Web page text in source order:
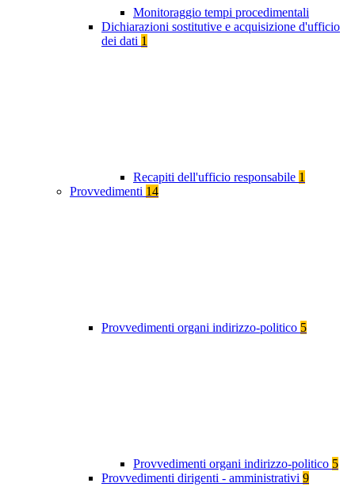
Monitoraggio tempi procedimentali
Dichiarazioni sostitutive e acquisizione d'ufficio
dei dati 1
Recapiti dell'ufficio responsabile 1
Provvedimenti 14
Provvedimenti organi indirizzo-politico 5
Provvedimenti organi indirizzo-politico 5
Provvedimenti dirigenti - amministrativi 9